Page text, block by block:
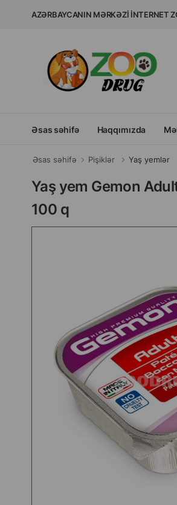
AZƏRBAYCANIN MƏRKƏZI İNTERNET
Əsas səhifə Haqqımızda
Əsas səhifə Pişiklər Yaş yemlər
Yaş yem Gemon
100 q